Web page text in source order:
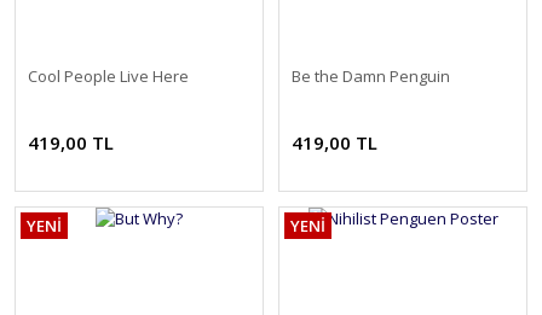
Cool People Live Here
419,00 TL
Be the Damn Penguin
419,00 TL
YENİ YENİ